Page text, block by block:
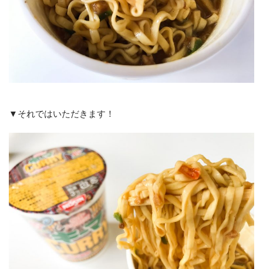
▼それではいただきます！